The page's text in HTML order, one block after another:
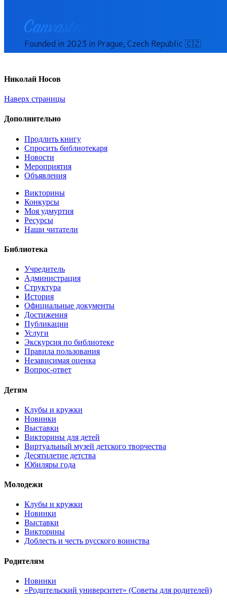
Николай Носов
Наверх страницы
Дополнительно
Продлить книгу
Спросить библиотекаря
Новости
Мероприятия
Объявления
Викторины
Конкурсы
Моя удмуртия
Ресурсы
Наши читатели
Библиотека
Учредитель
Администрация
Структура
История
Официальные документы
Достижения
Публикации
Услуги
Экскурсия по библиотеке
Правила пользования
Независимая оценка
Вопрос-ответ
Детям
Клубы и кружки
Новинки
Выставки
Викторины для детей
Виртуальный музей детского творчества
Десятилетие детства
Юбиляры года
Молодежи
Клубы и кружки
Новинки
Выставки
Викторины
Доблесть и честь русского воинства
Родителям
Новинки
«Родительский университет» (Советы для родителей)